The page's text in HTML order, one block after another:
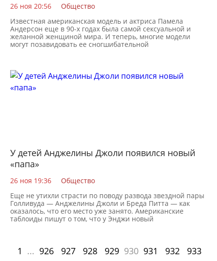
26 ноя 20:56
Общество
Известная американская модель и актриса Памела
Андерсон еще в 90-х годах была самой сексуальной и
желанной женщиной мира. И теперь, многие модели
могут позавидовать ее сногшибательной
У детей Анджелины Джоли появился новый
«папа»
26 ноя 19:36
Общество
Еще не утихли страсти по поводу развода звездной пары
Голливуда — Анджелины Джоли и Бреда Питта — как
оказалось, что его место уже занято. Американские
таблоиды пишут о том, что у Энджи новый
1 ... 926 927 928 929 930 931 932
933